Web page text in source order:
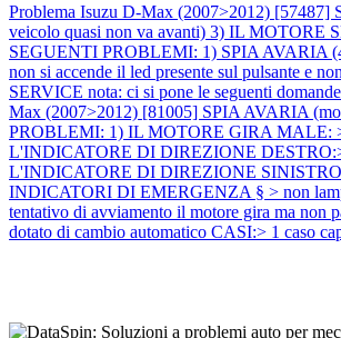
Problema Isuzu D-Max (2007>2012)
veicolo quasi non va avanti) 3) IL
SEGUENTI PROBLEMI: 1) SPIA AVARIA
non si accende il led presente sul pulsante e
SERVICE nota: ci si pone le seguenti
Max (2007>2012) [81005] SPIA AVARIA
PROBLEMI: 1) IL MOTORE GIRA MALE:
L'INDICATORE DI DIREZIONE DESTRO:>
L'INDICATORE DI DIREZIONE
INDICATORI DI EMERGENZA § > non
tentativo di avviamento il motore gira ma non
dotato di cambio automatico CASI:> 1 caso